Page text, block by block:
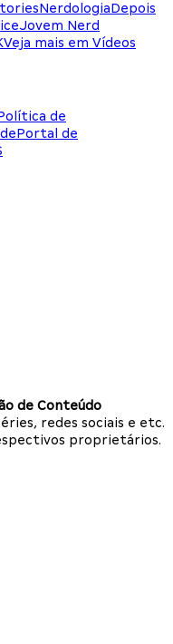
NerdologiaDepois
Jovem Nerd
Veja mais em Vídeos
de
Portal de
de Conteúdo
redes sociais e etc.
proprietários.